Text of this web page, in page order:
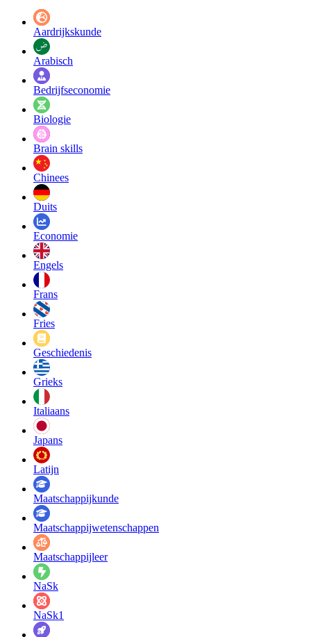
Aardrijkskunde
Arabisch
Bedrijfseconomie
Biologie
Brain skills
Chinees
Duits
Economie
Engels
Frans
Fries
Geschiedenis
Grieks
Italiaans
Japans
Latijn
Maatschappij­kunde
Maatschappij­wetenschappen
Maatschappijleer
NaSk
NaSk1